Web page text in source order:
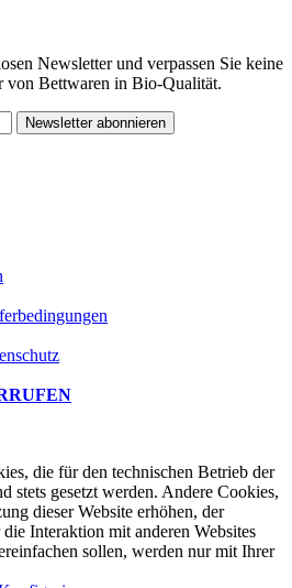
Newsletter und verpassen Sie keine
von Bettwaren in Bio-Qualität.
Newsletter abonnieren
die für den technischen Betrieb der
stets gesetzt werden. Andere Cookies,
dieser Website erhöhen, der
Interaktion mit anderen Websites
sollen, werden nur mit Ihrer